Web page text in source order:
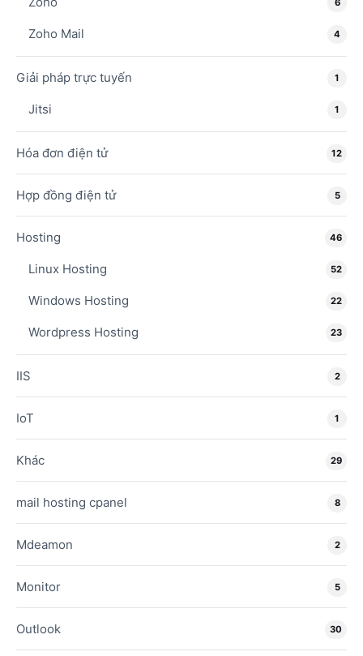
Zoho Mail 4
Giải pháp trực tuyến 1
Jitsi 1
Hóa đơn điện tử 12
Hợp đồng điện tử 5
Hosting 46
Linux Hosting 52
Windows Hosting 22
Wordpress Hosting 23
IIS 2
IoT 1
Khác 29
mail hosting cpanel 8
Mdeamon 2
Monitor 5
Outlook 30